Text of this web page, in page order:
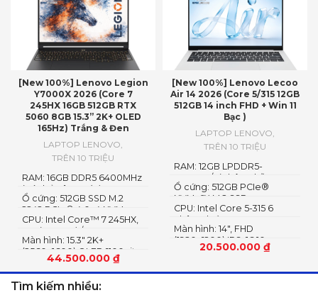
[New 100%] Lenovo Legion
Y7000X 2026 (Core 7
245HX 16GB 512GB RTX
5060 8GB 15.3” 2K+ OLED
165Hz) Trắng & Đen
LAPTOP LENOVO
TRÊN 10 TRIỆU
44.500.000 ₫
Màn hình: 15.3″ 2K+
(2560×1600) OLED 1100nits
(peak) / 500nits (typical)
Glossy, 100% DCI-P3, 165Hz,
G-SYNC®, DisplayHDR™
CPU: Intel Core™ 7 245HX,
14C (6P + 8E) / 14T
Ổ cứng: 512GB SSD M.2
2242 PCIe® 4.0×4 NVMe
RAM: 16GB DDR5 6400MHz
(có thể nâng cấp)
[New 100%] Lenovo Lecoo
Air 14 2026 (Core 5/315 12GB
512GB 14 inch FHD + Win 11
Bạc )
LAPTOP LENOVO
TRÊN 10 TRIỆU
20.500.000 ₫
Màn hình: 14″, FHD
(1920x1200) IPS, 16:10
CPU: Intel Core 5-315 6
nhân 6 luồng
Ổ cứng: 512GB PCIe®
NVMe™ M.2 SSD
RAM: 12GB LPDDR5-
5600MT/s (Không hỗ trợ
nâng cấp)
Tìm kiếm nhiều: